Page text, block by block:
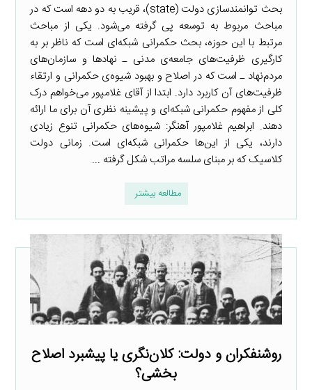
بحث توانمندسازی دولت (state)، قریب به دو دهه است که در
مباحث مربوط به توسعه پی گرفته می‌شود. یکی از مباحث
مرتبط با این حوزه، بحث حکمرانی شبکه‌ای است که ناظر بر به
کارگیری ظرفیت‌های جامعه‌ی مدنی ـ نهادها و سازمان‌های
مردم‌نهاد ـ است که در اصلاح و بهبود شیوه‌ی حکمرانی و ارتقاء
ظرفیت‌های آن کاربرد دارد. ابتدا از آقای غلامپور می‌خواهم درک
کلی از مفهوم حکمرانی شبکه‌ای و پیشینه نظری آن برای ما ارائه
دهند. ابراهیم غلامپور آهنگر: شیوه‌های حکمرانی تنوع زیادی
دارند، یکی از این‌ها حکمرانی شبکه‌ای است. زمانی دولت
کلاسیک که بر مبنای سلسه مراتب شکل گرفته ...
مطالعه بیشتر
روشنفکران و دولت: کلان‌نگری یا پیشبرد اصلاح
بخشی؟